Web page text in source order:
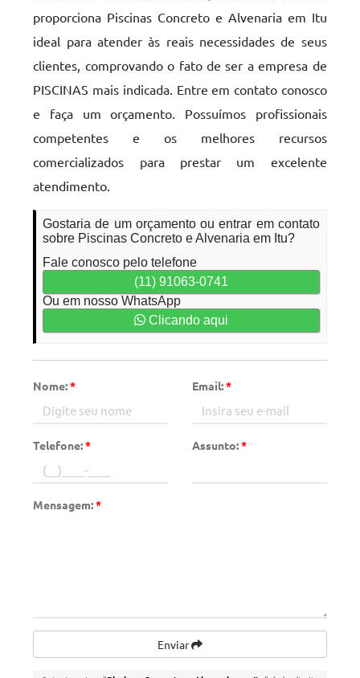
proporciona Piscinas Concreto e Alvenaria em Itu
ideal para atender às reais necessidades de seus
clientes, comprovando o fato de ser a empresa de
PISCINAS mais indicada. Entre em contato conosco
e faça um orçamento. Possuímos profissionais
competentes e os melhores recursos
comercializados para prestar um excelente
atendimento.
Gostaria de um orçamento ou entrar em contato
sobre Piscinas Concreto e Alvenaria em Itu?
Fale conosco pelo telefone
(11) 91063-0741
Ou em nosso WhatsApp
Clicando aqui
Nome:* Email:*
Telefone:* Assunto:*
Mensagem:*
Enviar